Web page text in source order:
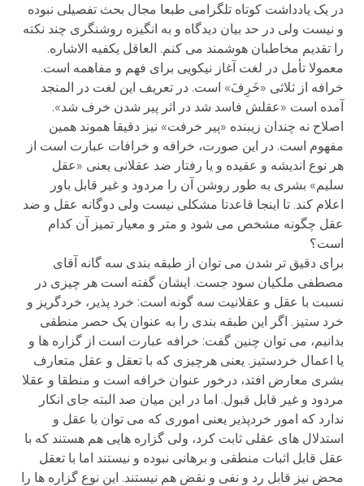
در یک یادداشت کوتاه تلگرامی طبعا مجال بحث تفصیلی نبوده
و نیست ولی در حد بیان دیدگاه و به انگیزه روشنگری چند نکته
را تقدیم مخاطبان هوشمند می کنم. العاقل یکفیه الاشاره.
معمولا تأمل در لغت آغاز نیکویی برای فهم و مفاهمه است.
خرافه از ثلاثی «خَرِفَ» است. در تعریف این لغت در المنجد
آمده است «عقلش فاسد شد در اثر پیر شدن خرف شد».
اصلاح نه چندان زیبنده «پیر خرفت» نیز دقیقا هموند همین
مفهوم است. در این صورت، خرافه و خرافات عبارت است از
هر نوع اندیشه و عقیده و یا رفتار ضد عقلانی یعنی «عقل
سلیم» بشری به طور روشن آن را مردود و غیر قابل باور
اعلام کند. تا اینجا قاعدتا مشکلی نیست ولی دوگانه عقل و ضد
عقل چگونه مشخص می شود و متر و معیار تمیز آن کدام
است؟
برای دقیق تر شدن می توان از طبقه بندی سه گانه آقای
مصطفی ملکیان سود جست. ایشان گفته است هر چیزی در
نسبت با عقل و عقلانیت سه گونه است: خرد پذیر، خردگریز و
خرد ستیز. اگر این طبقه بندی را به عنوان یک حصر منطقی
بدانیم، می توان چنین گفت: خرافه عبارت است از گزاره ها و
یا اعمال خردستیز. یعنی هرچیزی که با تعقل و عقل متعارف
بشری معارض افتد، درخور عنوان خرافه است و منطقا و عقلا
مردود و غیر قابل قبول. اما در این میان صد البته جای انکار
ندارد که امور خردپذیر یعنی اموری که می توان با عقل و
استدلال های عقلی ثابت کرد، ولی گزاره هایی هم هستند که با
عقل قابل اثبات منطقی و برهانی نبوده و نیستند اما با تعقل
محض نیز قابل رد و نفی و نقض هم نیستند. این نوع گزاره ها را